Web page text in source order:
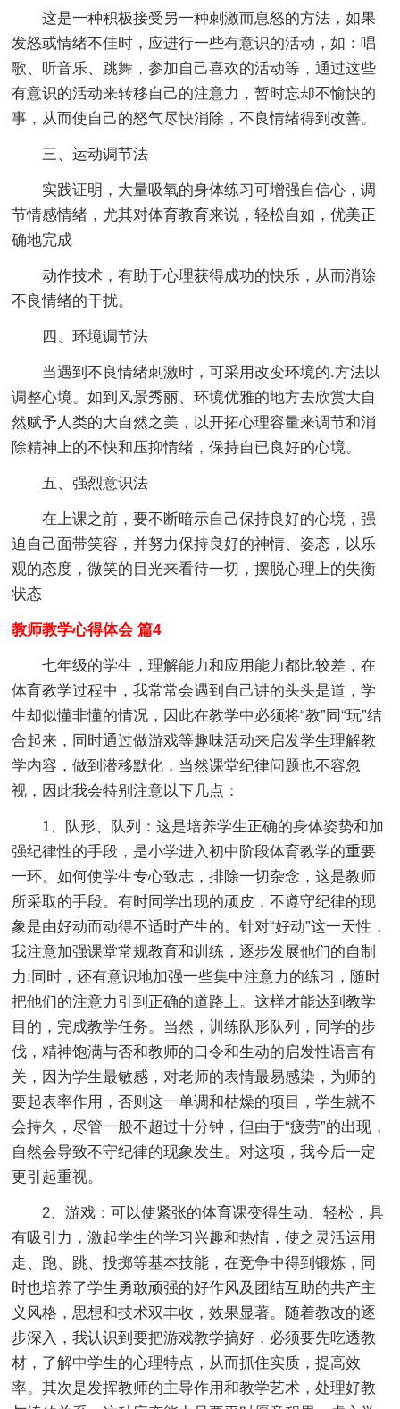
这是一种积极接受另一种刺激而息怒的方法，如果
发怒或情绪不佳时，应进行一些有意识的活动，如：唱
歌、听音乐、跳舞，参加自己喜欢的活动等，通过这些
有意识的活动来转移自己的注意力，暂时忘却不愉快的
事，从而使自己的怒气尽快消除，不良情绪得到改善。
三、运动调节法
实践证明，大量吸氧的身体练习可增强自信心，调
节情感情绪，尤其对体育教育来说，轻松自如，优美正
确地完成
动作技术，有助于心理获得成功的快乐，从而消除
不良情绪的干扰。
四、环境调节法
当遇到不良情绪刺激时，可采用改变环境的.方法以
调整心境。如到风景秀丽、环境优雅的地方去欣赏大自
然赋予人类的大自然之美，以开拓心理容量来调节和消
除精神上的不快和压抑情绪，保持自已良好的心境。
五、强烈意识法
在上课之前，要不断暗示自己保持良好的心境，强
迫自己面带笑容，并努力保持良好的神情、姿态，以乐
观的态度，微笑的目光来看待一切，摆脱心理上的失衡
状态
教师教学心得体会 篇4
七年级的学生，理解能力和应用能力都比较差，在
体育教学过程中，我常常会遇到自己讲的头头是道，学
生却似懂非懂的情况，因此在教学中必须将“教”同“玩”结
合起来，同时通过做游戏等趣味活动来启发学生理解教
学内容，做到潜移默化，当然课堂纪律问题也不容忽
视，因此我会特别注意以下几点：
1、队形、队列：这是培养学生正确的身体姿势和加
强纪律性的手段，是小学进入初中阶段体育教学的重要
一环。如何使学生专心致志，排除一切杂念，这是教师
所采取的手段。有时同学出现的顽皮，不遵守纪律的现
象是由好动而动得不适时产生的。针对“好动”这一天性，
我注意加强课堂常规教育和训练，逐步发展他们的自制
力;同时，还有意识地加强一些集中注意力的练习，随时
把他们的注意力引到正确的道路上。这样才能达到教学
目的，完成教学任务。当然，训练队形队列，同学的步
伐，精神饱满与否和教师的口令和生动的启发性语言有
关，因为学生最敏感，对老师的表情最易感染，为师的
要起表率作用，否则这一单调和枯燥的项目，学生就不
会持久，尽管一般不超过十分钟，但由于“疲劳”的出现，
自然会导致不守纪律的现象发生。对这项，我今后一定
更引起重视。
2、游戏：可以使紧张的体育课变得生动、轻松，具
有吸引力，激起学生的学习兴趣和热情，使之灵活运用
走、跑、跳、投掷等基本技能，在竞争中得到锻炼，同
时也培养了学生勇敢顽强的好作风及团结互助的共产主
义风格，思想和技术双丰收，效果显著。随着教改的逐
步深入，我认识到要把游戏教学搞好，必须要先吃透教
材，了解中学生的心理特点，从而抓住实质，提高效
率。其次是发挥教师的主导作用和教学艺术，处理好教